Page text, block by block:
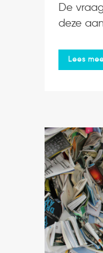
De
deze
Lees